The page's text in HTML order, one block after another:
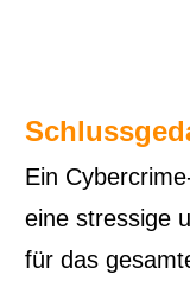
Ein
eine stressige
für das